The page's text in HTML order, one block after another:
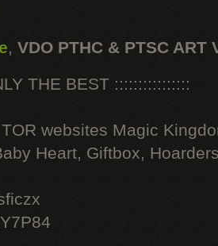
, VDO PTHC & PTSC ART
THE BEST ::::::::::::::::
websites Magic
Heart, Giftbox,